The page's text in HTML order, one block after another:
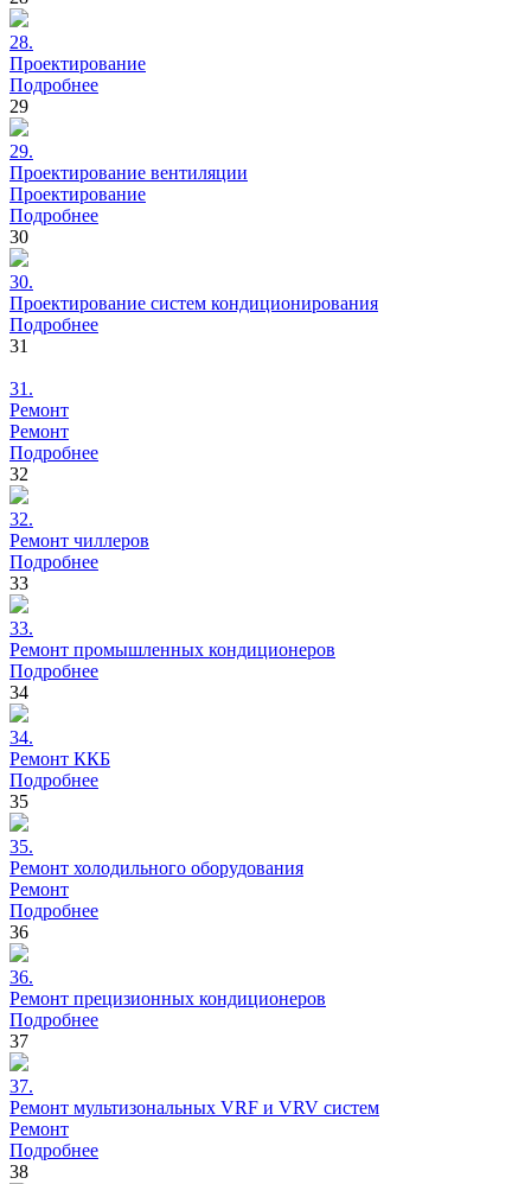
28.
Проектирование
Подробнее
29
29.
Проектирование вентиляции
Проектирование
Подробнее
30
30.
Проектирование систем кондиционирования
Подробнее
31
31.
Ремонт
Ремонт
Подробнее
32
32.
Ремонт чиллеров
Подробнее
33
33.
Ремонт промышленных кондиционеров
Подробнее
34
34.
Ремонт ККБ
Подробнее
35
35.
Ремонт холодильного оборудования
Ремонт
Подробнее
36
36.
Ремонт прецизионных кондиционеров
Подробнее
37
37.
Ремонт мультизональных VRF и VRV систем
Ремонт
Подробнее
38